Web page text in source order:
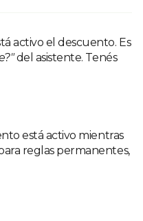
activo el descuento. Es
del asistente. Tenés
está activo mientras
reglas permanentes,